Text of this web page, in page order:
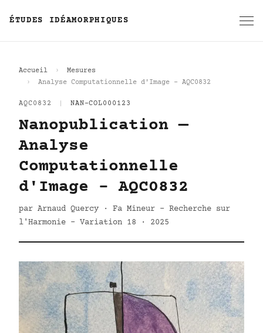
ÉTUDES IDÉAMORPHIQUES
Accueil
Mesures
Analyse Computationnelle d'Image - AQC0832
AQC0832 NAN-COL000123
Nanopublication —
Analyse
Computationnelle
d'Image - AQC0832
par Arnaud Quercy · Fa Mineur - Recherche sur
l'Harmonie - Variation 18 · 2025